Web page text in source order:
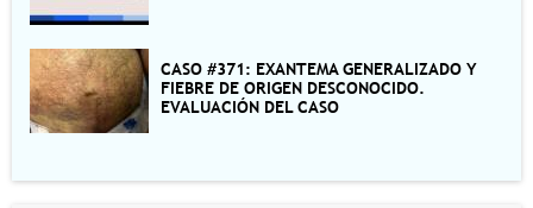
CASO #371: EXANTEMA GENERALIZADO Y
FIEBRE DE ORIGEN DESCONOCIDO.
EVALUACIÓN DEL CASO